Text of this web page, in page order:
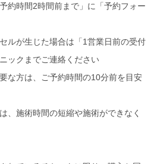
約時間2時間前まで」に「予約フォー
ルが生じた場合は「1営業日前の受付
ックまでご連絡ください
な方は、ご予約時間の10分前を目安
、施術時間の短縮や施術ができなく